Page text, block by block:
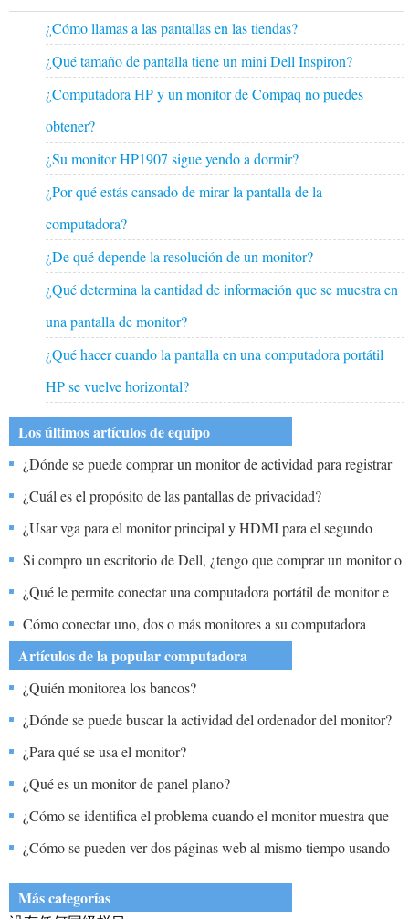
¿Cómo llamas a las pantallas en las tiendas?
¿Qué tamaño de pantalla tiene un mini Dell Inspiron?
¿Computadora HP y un monitor de Compaq no puedes
obtener?
¿Su monitor HP1907 sigue yendo a dormir?
¿Por qué estás cansado de mirar la pantalla de la
computadora?
¿De qué depende la resolución de un monitor?
¿Qué determina la cantidad de información que se muestra en
una pantalla de monitor?
¿Qué hacer cuando la pantalla en una computadora portátil
HP se vuelve horizontal?
Los últimos artículos de equipo
¿Dónde se puede comprar un monitor de actividad para registrar
el número de pasos caminados?
¿Cuál es el propósito de las pantallas de privacidad?
¿Usar vga para el monitor principal y HDMI para el segundo
monitor?
Si compro un escritorio de Dell, ¿tengo que comprar un monitor o
puedo usar alguna marca para mi monitor?
¿Qué le permite conectar una computadora portátil de monitor e
impresora a través de una conexión en lugar de conectar
dispositivos individuales?
Cómo conectar uno, dos o más monitores a su computadora
portátil con Windows, incluido USB Type-C
Artículos de la popular computadora
¿Quién monitorea los bancos?
¿Dónde se puede buscar la actividad del ordenador del monitor?
¿Para qué se usa el monitor?
¿Qué es un monitor de panel plano?
¿Cómo se identifica el problema cuando el monitor muestra que
no se encendió la computadora?
¿Cómo se pueden ver dos páginas web al mismo tiempo usando
Más categorías